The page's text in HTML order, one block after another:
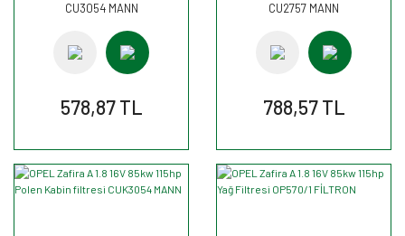
CU3054 MANN
578,87 TL
CU2757 MANN
788,57 TL